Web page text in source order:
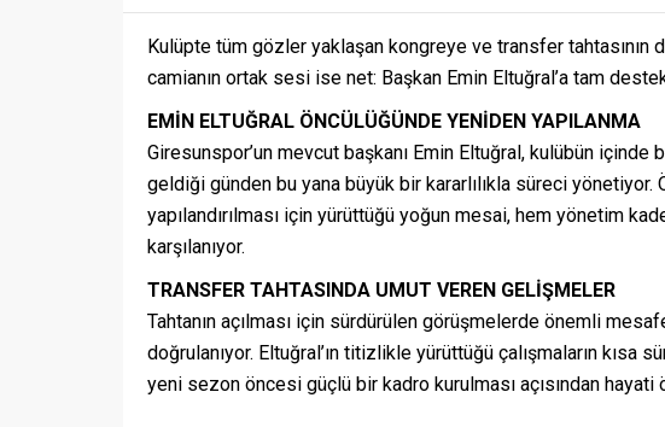
Kulüpte tüm gözler yaklaşan kongreye ve transfer tahtasının
camianın ortak sesi ise net: Başkan Emin Eltuğral’a tam
EMİN ELTUĞRAL ÖNCÜLÜĞÜNDE YENİDEN YAPILANMA
Giresunspor’un mevcut başkanı Emin Eltuğral, kulübün
geldiği günden bu yana büyük bir kararlılıkla süreci yönetiyor.
yapılandırılması için yürüttüğü yoğun mesai, hem yönetim
karşılanıyor.
TRANSFER TAHTASINDA UMUT VEREN GELİŞMELER
Tahtanın açılması için sürdürülen görüşmelerde önemli
doğrulanıyor. Eltuğral’ın titizlikle yürüttüğü çalışmaların
yeni sezon öncesi güçlü bir kadro kurulması açısından hayati